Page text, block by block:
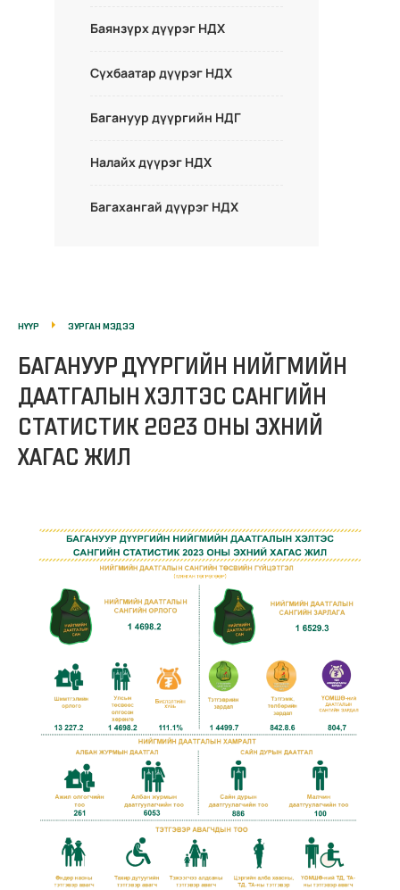
Баянзүрх дүүрэг НДХ
Сүхбаатар дүүрэг НДХ
Багануур дүүргийн НДГ
Налайх дүүрэг НДХ
Багахангай дүүрэг НДХ
НҮҮР ЗУРГАН МЭДЭЭ
БАГАНУУР ДҮҮРГИЙН НИЙГМИЙН
ДААТГАЛЫН ХЭЛТЭС САНГИЙН
СТАТИСТИК 2023 ОНЫ ЭХНИЙ
ХАГАС ЖИЛ